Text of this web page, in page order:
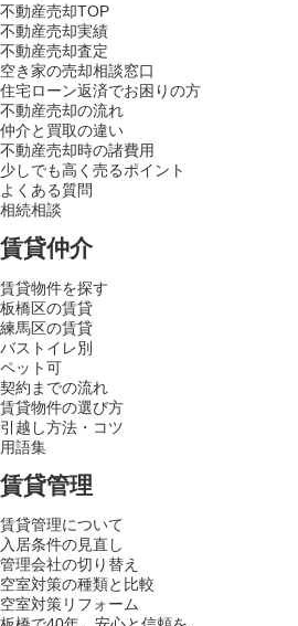
不動産売却TOP
不動産売却実績
不動産売却査定
空き家の売却相談窓口
住宅ローン返済でお困りの方
不動産売却の流れ
仲介と買取の違い
不動産売却時の諸費用
少しでも高く売るポイント
よくある質問
相続相談
賃貸仲介
賃貸物件を探す
板橋区の賃貸
練馬区の賃貸
バストイレ別
ペット可
契約までの流れ
賃貸物件の選び方
引越し方法・コツ
用語集
賃貸管理
賃貸管理について
入居条件の見直し
管理会社の切り替え
空室対策の種類と比較
空室対策リフォーム